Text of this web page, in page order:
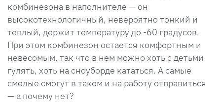
комбинезона в наполнителе — он
высокотехнологичный, невероятно тонкий и
теплый, держит температуру до -60 градусов.
При этом комбинезон остается комфортным и
невесомым, так что в нем можно хоть с детьми
гулять, хоть на сноуборде кататься. А самые
смелые смогут в таком и на работу отправиться
— а почему нет?